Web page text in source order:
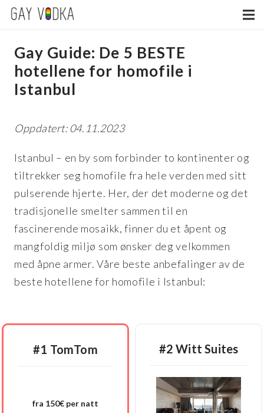
Gay Guide: De 5 BESTE
hotellene for homofile i
Istanbul
Oppdatert: 04.11.2023
Istanbul – en by som forbinder to kontinenter og
tiltrekker seg homofile fra hele verden med sitt
pulserende hjerte. Her, der det moderne og det
tradisjonelle smelter sammen til en
fascinerende mosaikk, finner du et åpent og
mangfoldig miljø som ønsker deg velkommen
med åpne armer. Våre beste anbefalinger av de
beste hotellene for homofile i Istanbul:
#1 TomTom
fra 150€ per natt
#2 Witt Suites